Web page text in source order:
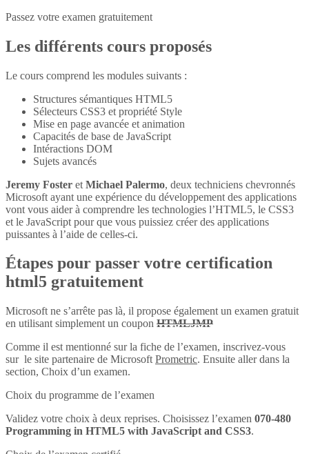
Passez votre examen gratuitement
Les différents cours proposés
Le cours comprend les modules suivants :
Structures sémantiques HTML5
Sélecteurs CSS3 et propriété Style
Mise en page avancée et animation
Capacités de base de JavaScript
Intéractions DOM
Sujets avancés
Jeremy Foster et Michael Palermo, deux techniciens chevronnés
Microsoft ayant une expérience du développement des applications
vont vous aider à comprendre les technologies l’HTML5, le CSS3
et le JavaScript pour que vous puissiez créer des applications
puissantes à l’aide de celles-ci.
Étapes pour passer votre certification
html5 gratuitement
Microsoft ne s’arrête pas là, il propose également un examen gratuit
en utilisant simplement un coupon HTMLJMP
Comme il est mentionné sur la fiche de l’examen, inscrivez-vous
sur le site partenaire de Microsoft Prometric. Ensuite aller dans la
section, Choix d’un examen.
Choix du programme de l’examen
Validez votre choix à deux reprises. Choisissez l’examen 070-480
Programming in HTML5 with JavaScript and CSS3.